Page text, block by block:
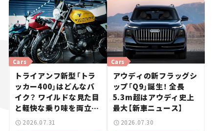
トライアンフ新型「トラ
ッカー400」はどんなバ
イク？ ワイルドな見た目
と軽快な乗り味を両立し
た400ccフラットトラッ
Cars
2026.07.31
アウディの新フラッグシ
ップ「Q9」誕生！ 全長
5.3m超はアウディ史上
最大【新車ニュース】
Cars
2026.07.30